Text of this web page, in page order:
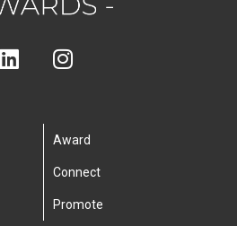
Award
Connect
Promote